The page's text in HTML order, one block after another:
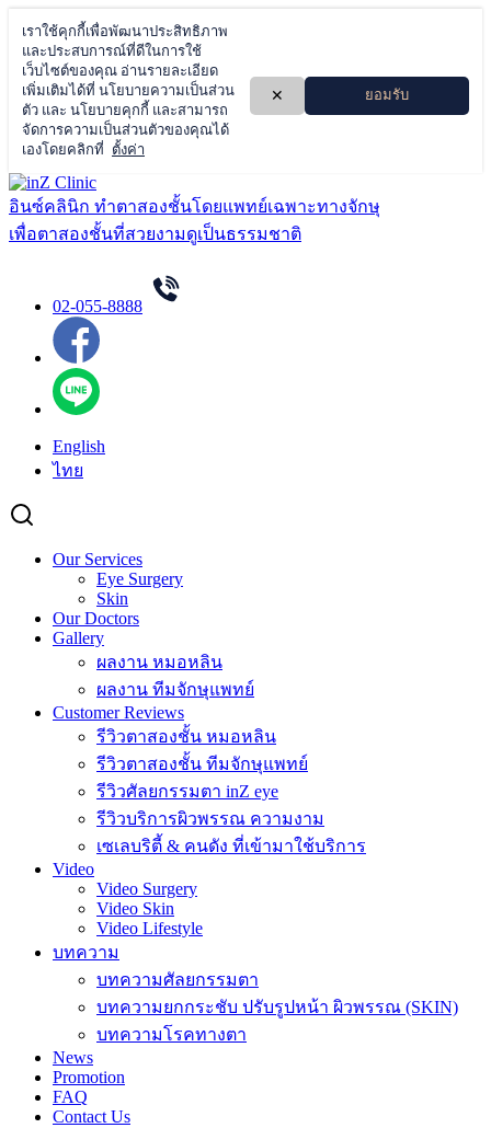
Skip
to
content
อินซ์คลินิก ทำตาสองชั้นโดยแพทย์เฉพาะทางจักษุ
เพื่อตาสองชั้นที่สวยงามดูเป็นธรรมชาติ
02-055-8888
English
ไทย
Our Services
Eye Surgery
Skin
Our Doctors
Gallery
ผลงาน หมอหลิน
ผลงาน ทีมจักษุแพทย์
Customer Reviews
รีวิวตาสองชั้น หมอหลิน
รีวิวตาสองชั้น ทีมจักษุแพทย์
รีวิวศัลยกรรมตา inZ eye
รีวิวบริการผิวพรรณ ความงาม
เซเลบริตี้ & คนดัง ที่เข้ามาใช้บริการ
Video
Video Surgery
Video Skin
Video Lifestyle
บทความ
บทความศัลยกรรมตา
บทความยกกระชับ ปรับรูปหน้า ผิวพรรณ (SKIN)
บทความโรคทางตา
News
Promotion
FAQ
Contact Us